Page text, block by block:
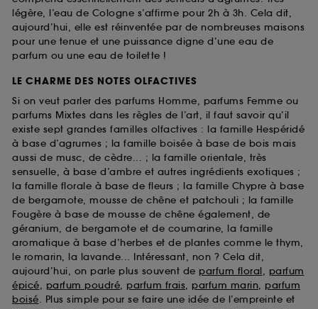
légère, l’eau de Cologne s’affirme pour 2h à 3h. Cela dit,
aujourd’hui, elle est réinventée par de nombreuses maisons
pour une tenue et une puissance digne d’une eau de
parfum ou une eau de toilette !
LE CHARME DES NOTES OLFACTIVES
Si on veut parler des parfums Homme, parfums Femme ou
parfums Mixtes dans les règles de l’art, il faut savoir qu’il
existe sept grandes familles olfactives : la famille Hespéridé
à base d’agrumes ; la famille boisée à base de bois mais
aussi de musc, de cèdre... ; la famille orientale, très
sensuelle, à base d’ambre et autres ingrédients exotiques ;
la famille florale à base de fleurs ; la famille Chypre à base
de bergamote, mousse de chêne et patchouli ; la famille
Fougère à base de mousse de chêne également, de
géranium, de bergamote et de coumarine, la famille
aromatique à base d’herbes et de plantes comme le thym,
le romarin, la lavande... Intéressant, non ? Cela dit,
aujourd’hui, on parle plus souvent de parfum floral, parfum
épicé, parfum poudré, parfum frais, parfum marin, parfum
boisé. Plus simple pour se faire une idée de l’empreinte et